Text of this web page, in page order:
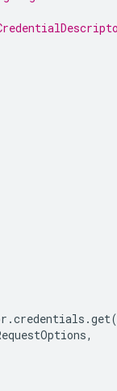
.credentials .get
,